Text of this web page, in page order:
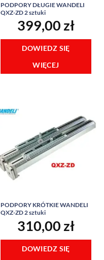
PODPORY DŁUGIE WANDELI
QXZ-ZD 2 sztuki
399,00 zł
DOWIEDZ SIĘ
WIĘCEJ
PODPORY KRÓTKIE WANDELI
QXZ-ZD 2 sztuki
310,00 zł
DOWIEDZ SIĘ